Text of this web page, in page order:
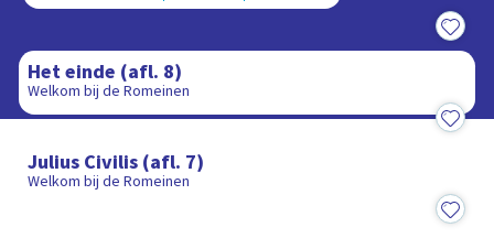
Het einde (afl. 8)
Welkom bij de Romeinen
Julius Civilis (afl. 7)
Welkom bij de Romeinen
23:25